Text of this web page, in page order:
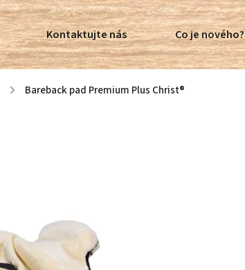
Kontaktujte nás Co je nového?
/ Bareback pad Premium Plus Christ®